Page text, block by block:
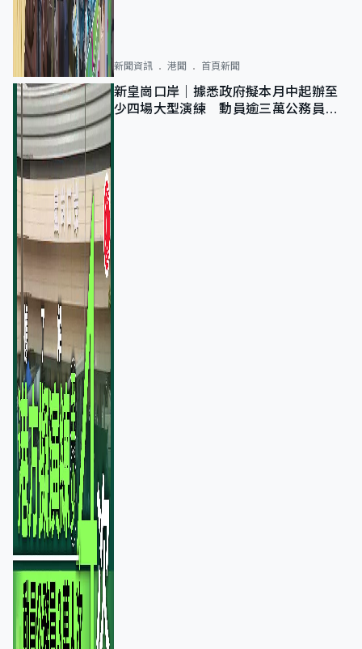
新聞資訊 港聞 首頁新聞
新皇崗口岸｜據悉政府擬本月中起辦至
少四場大型演練 動員逾三萬公務員人